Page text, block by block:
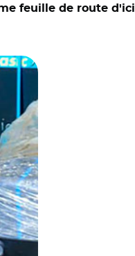
feuille de route d'ici